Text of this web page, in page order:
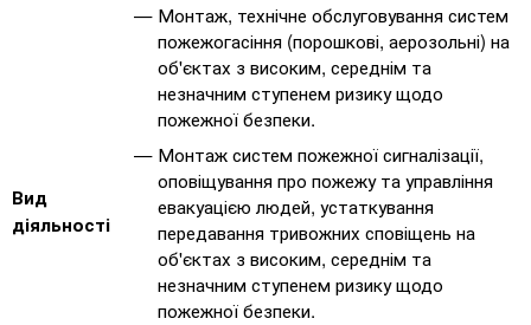
Вид
діяльності
Монтаж, технічне обслуговування систем
пожежогасіння (порошкові, аерозольні) на
об'єктах з високим, середнім та
незначним ступенем ризику щодо
пожежної безпеки.
Монтаж систем пожежної сигналізації,
оповіщування про пожежу та управління
евакуацією людей, устаткування
передавання тривожних сповіщень на
об'єктах з високим, середнім та
незначним ступенем ризику щодо
пожежної безпеки.